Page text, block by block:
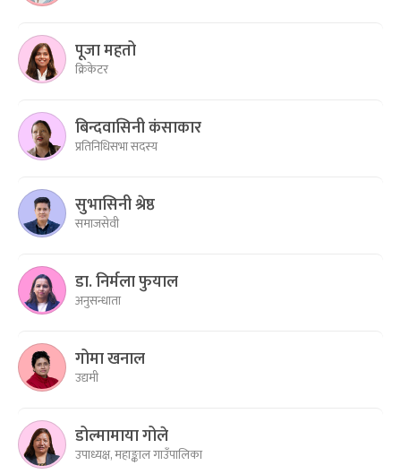
पूजा महतो
क्रिकेटर
बिन्दवासिनी कंसाकार
प्रतिनिधिसभा सदस्य
सुभासिनी श्रेष्ठ
समाजसेवी
डा. निर्मला फुयाल
अनुसन्धाता
गोमा खनाल
उद्यमी
डोल्मामाया गोले
उपाध्यक्ष, महाङ्काल गाउँपालिका